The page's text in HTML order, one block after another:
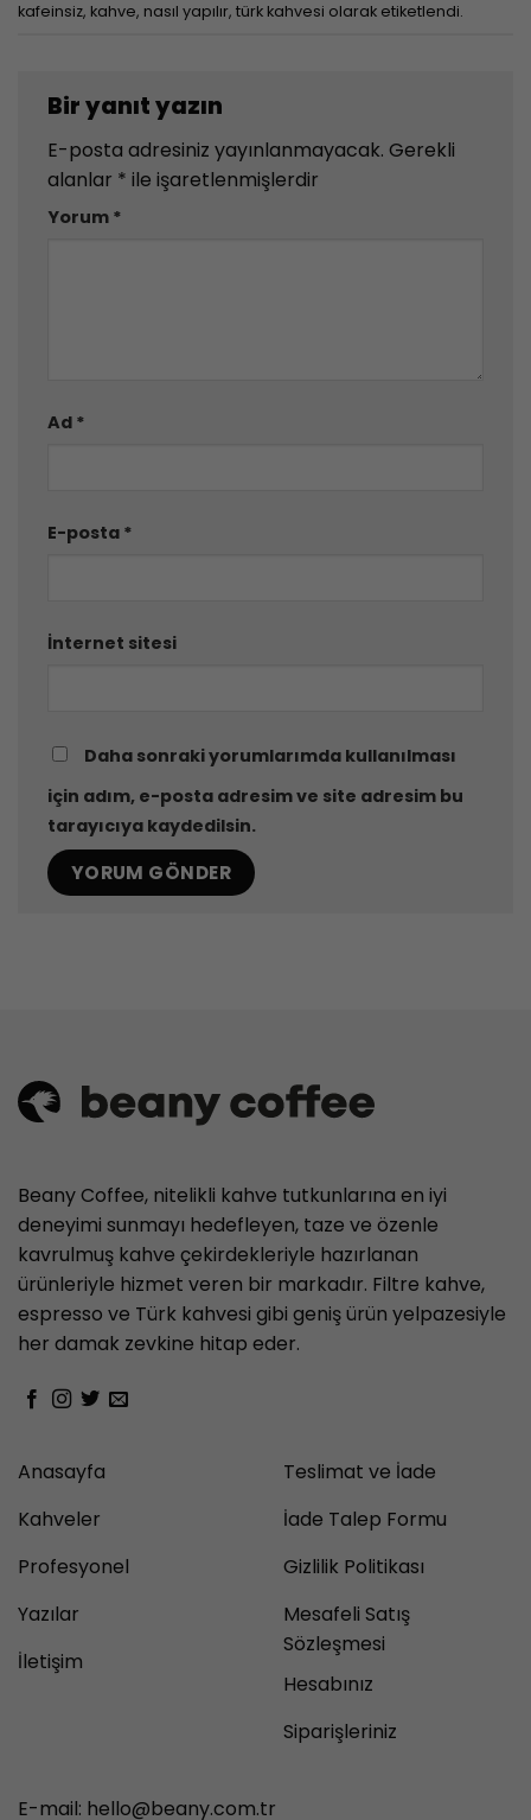
kafeinsiz, kahve, nasıl yapılır, türk kahvesi olarak etiketlendi.
Bir yanıt yazın
E-posta adresiniz yayınlanmayacak. Gerekli
alanlar * ile işaretlenmişlerdir
Yorum *
Ad *
E-posta *
İnternet sitesi
Daha sonraki yorumlarımda kullanılması
için adım, e-posta adresim ve site adresim bu
tarayıcıya kaydedilsin.
Beany Coffee, nitelikli kahve tutkunlarına en iyi
deneyimi sunmayı hedefleyen, taze ve özenle
kavrulmuş kahve çekirdekleriyle hazırlanan
ürünleriyle hizmet veren bir markadır. Filtre kahve,
espresso ve Türk kahvesi gibi geniş ürün yelpazesiyle
her damak zevkine hitap eder.
Anasayfa
Kahveler
Profesyonel
Yazılar
İletişim
Teslimat ve İade
İade Talep Formu
Gizlilik Politikası
Mesafeli Satış
Sözleşmesi
Hesabınız
Siparişleriniz
E-mail: hello@beany.com.tr